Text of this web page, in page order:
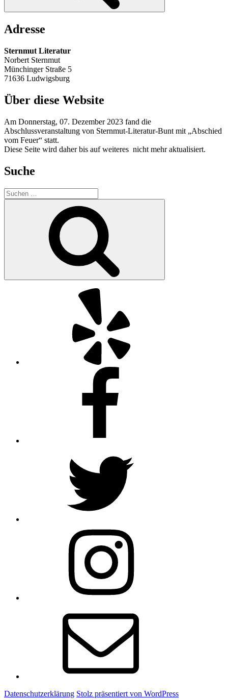
Adresse
Sternmut Literatur
Norbert Sternmut
Münchinger Straße 5
71636 Ludwigsburg
Über diese Website
Am Donnerstag, 07. Dezember 2023 fand die
Abschlussveranstaltung von Sternmut-Literatur-Bunt mit „Abschied
vom Feuer“ statt.
Diese Seite wird daher bis auf weiteres nicht mehr aktualisiert.
Suche
Suchen
nach:
Datenschutzerklärung Stolz präsentiert von WordPress